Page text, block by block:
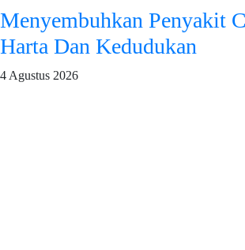
Menyembuhkan Penyakit
Harta Dan Kedudukan
4 Agustus 2026